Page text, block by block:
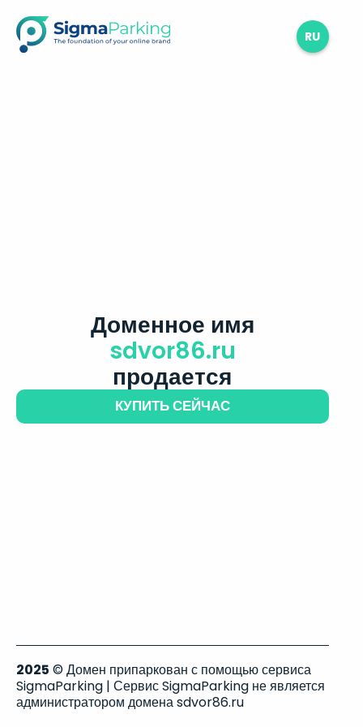
RU
Доменное имя
sdvor86.ru
продается
КУПИТЬ СЕЙЧАС
2025 © Домен припаркован с помощью сервиса
SigmaParking | Сервис SigmaParking не является
администратором домена sdvor86.ru